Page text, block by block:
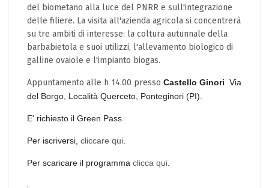
del biometano alla luce del PNRR e sull'integrazione
delle filiere. La visita all'azienda agricola si concentrerà
su tre ambiti di interesse: la coltura autunnale della
barbabietola e suoi utilizzi, l'allevamento biologico di
galline ovaiole e l'impianto biogas.
Appuntamento alle h 14.00 presso Castello Ginori Via
del Borgo, Località Querceto, Ponteginori (PI).
E' richiesto il Green Pass.
Per iscriversi, cliccare qui
Per scaricare il programma clicca qui
.